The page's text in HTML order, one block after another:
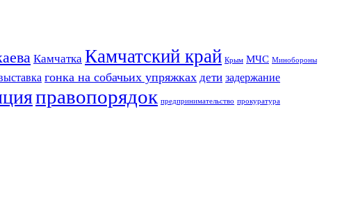
Камчатка Камчатский край Крым МЧС Минобороны
гонка на собачьих упряжках дети задержание
правопорядок предпринимательство прокуратура